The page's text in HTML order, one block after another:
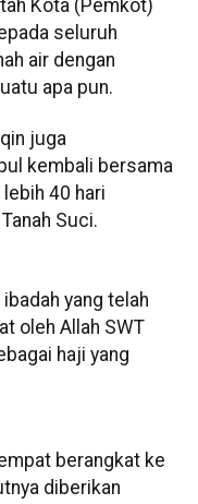
Kota (Pemkot)
seluruh
air dengan
apa pun.
juga
kembali bersama
40 hari
Suci.
yang telah
oleh Allah SWT
haji yang
berangkat ke
diberikan